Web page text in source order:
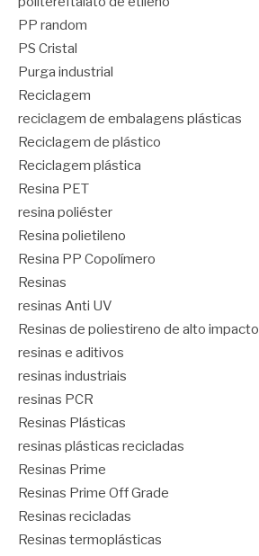
PP random
PS Cristal
Purga industrial
Reciclagem
reciclagem de embalagens plásticas
Reciclagem de plástico
Reciclagem plástica
Resina PET
resina poliéster
Resina polietileno
Resina PP Copolímero
Resinas
resinas Anti UV
Resinas de poliestireno de alto impacto
resinas e aditivos
resinas industriais
resinas PCR
Resinas Plásticas
resinas plásticas recicladas
Resinas Prime
Resinas Prime Off Grade
Resinas recicladas
Resinas termoplásticas